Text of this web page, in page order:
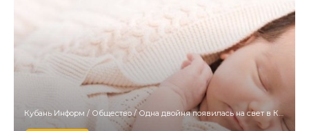
Кубань Информ / Общество/Одна двойня появилась на свет в Краснодарском крае